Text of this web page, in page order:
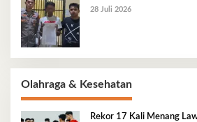
28 Juli 2026
Olahraga & Kesehatan
Rekor 17 Kali Menang